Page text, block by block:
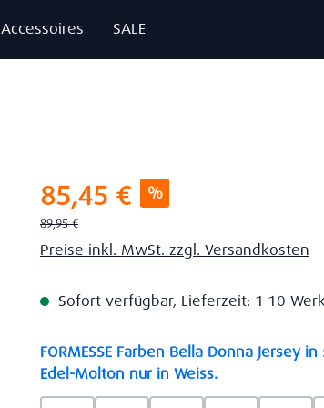
Accessoires SALE
Verkaufspreis:
85,45 € %
Regulärer Preis:
89,95 €
Preise inkl. MwSt. zzgl. Versandkosten
Sofort verfügbar, Lieferzeit: 1-10
FORMESSE Farben Bella Donna Jersey
Edel-Molton nur in Weiss.auswählen